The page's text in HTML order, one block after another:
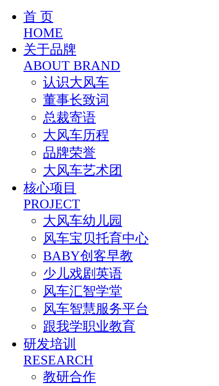
首 页
HOME
关于品牌
ABOUT BRAND
认识大风车
董事长致词
总裁寄语
大风车历程
品牌荣誉
大风车艺术团
核心项目
PROJECT
大风车幼儿园
风车宝贝托育中心
BABY创客早教
少儿戏剧英语
风车汇智学堂
风车智慧服务平台
跟我学职业教育
研发培训
RESEARCH
教研合作